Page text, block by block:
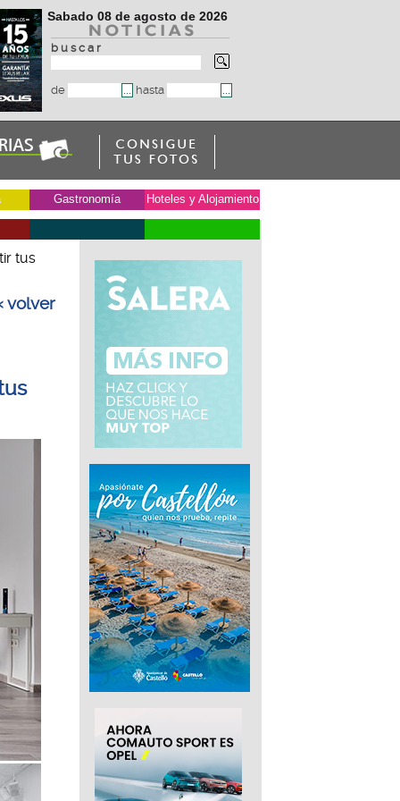
Sabado 08 de agosto de 2026
b u s c a r
de hasta
Gastronomía Hoteles y Alojamiento
tus
volver